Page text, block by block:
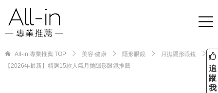
All-in 專業推薦 TOP 美容‧健康 隱形眼鏡
月拋隱形眼鏡
【2026年最新】精選15款人氣月拋隱形眼鏡推薦
追
蹤
我